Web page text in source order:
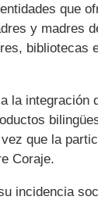
que
y madres
la
que la
Coraje.
incidencia